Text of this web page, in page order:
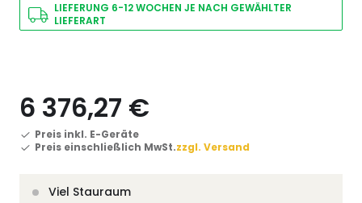
LIEFERUNG 6-12 WOCHEN JE NACH GEWÄHLTER
LIEFERART
6 376,27 €
Preis inkl. E-Geräte
Preis einschließlich MwSt.zzgl. Versand
Viel Stauraum